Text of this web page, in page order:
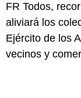
FR Todos,
aliviará los
Ejército de los
vecinos y